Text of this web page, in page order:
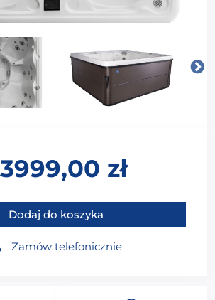
zł
z hydromasażem VIKING
Dodaj do koszyka
Zamów telefonicznie